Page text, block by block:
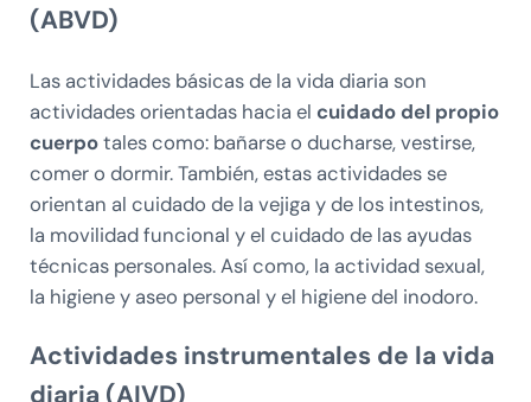
(ABVD)
Las actividades básicas de la vida diaria son
actividades orientadas hacia el cuidado del propio
cuerpotales como: bañarse o ducharse, vestirse,
comer o dormir. También, estas actividades se
orientan al cuidado de la vejiga y de los intestinos,
la movilidad funcional y el cuidado de las ayudas
técnicas personales. Así como, la actividad sexual,
la higiene y aseo personal y el higiene del inodoro.
Actividades instrumentales de la vida
diaria (AIVD)